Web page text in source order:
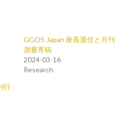
GGOS Japan 座長退任と月刊
測量寄稿
2024-03-16
Research
行